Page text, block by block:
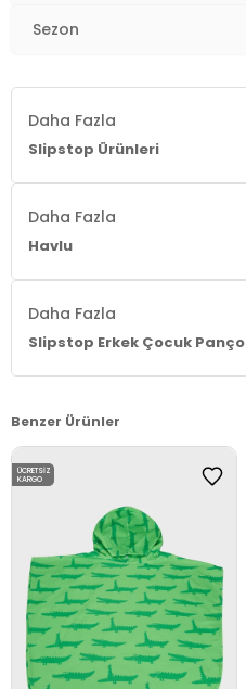
Sezon
Daha Fazla
Slipstop Ürünleri
Daha Fazla
Havlu
Daha Fazla
Slipstop Erkek Çocuk Panço
Benzer Ürünler
ÜCRETSIZ
KARGO